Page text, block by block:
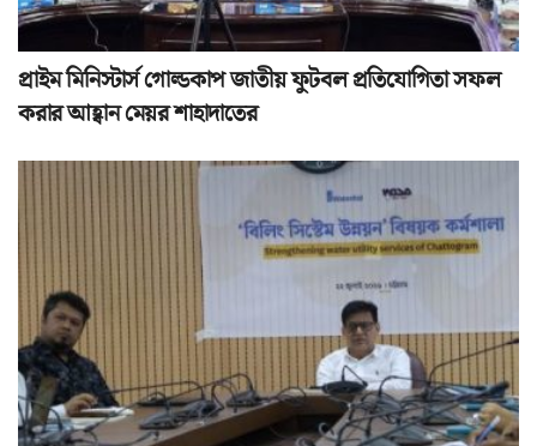
প্রাইম মিনিস্টার্স গোল্ডকাপ জাতীয় ফুটবল প্রতিযোগিতা সফল
করার আহ্বান মেয়র শাহাদাতের